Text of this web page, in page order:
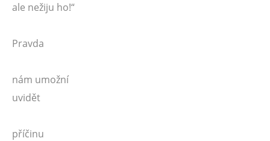
ale nežiju ho!“
Pravda
nám umožní
uvidět
příčinu